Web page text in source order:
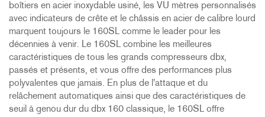
boîtiers en acier inoxydable usiné, les VU mètres personnalisés
avec indicateurs de crête et le châssis en acier de calibre lourd
marquent toujours le 160SL comme le leader pour les
décennies à venir. Le 160SL combine les meilleures
caractéristiques de tous les grands compresseurs dbx,
passés et présents, et vous offre des performances plus
polyvalentes que jamais. En plus de l'attaque et du
relâchement automatiques ainsi que des caractéristiques de
seuil à genou dur du dbx 160 classique, le 160SL offre